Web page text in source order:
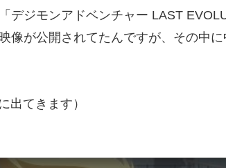
デジモンアドベンチャー LAST
像が公開されてたんですが、その中
出てきます）